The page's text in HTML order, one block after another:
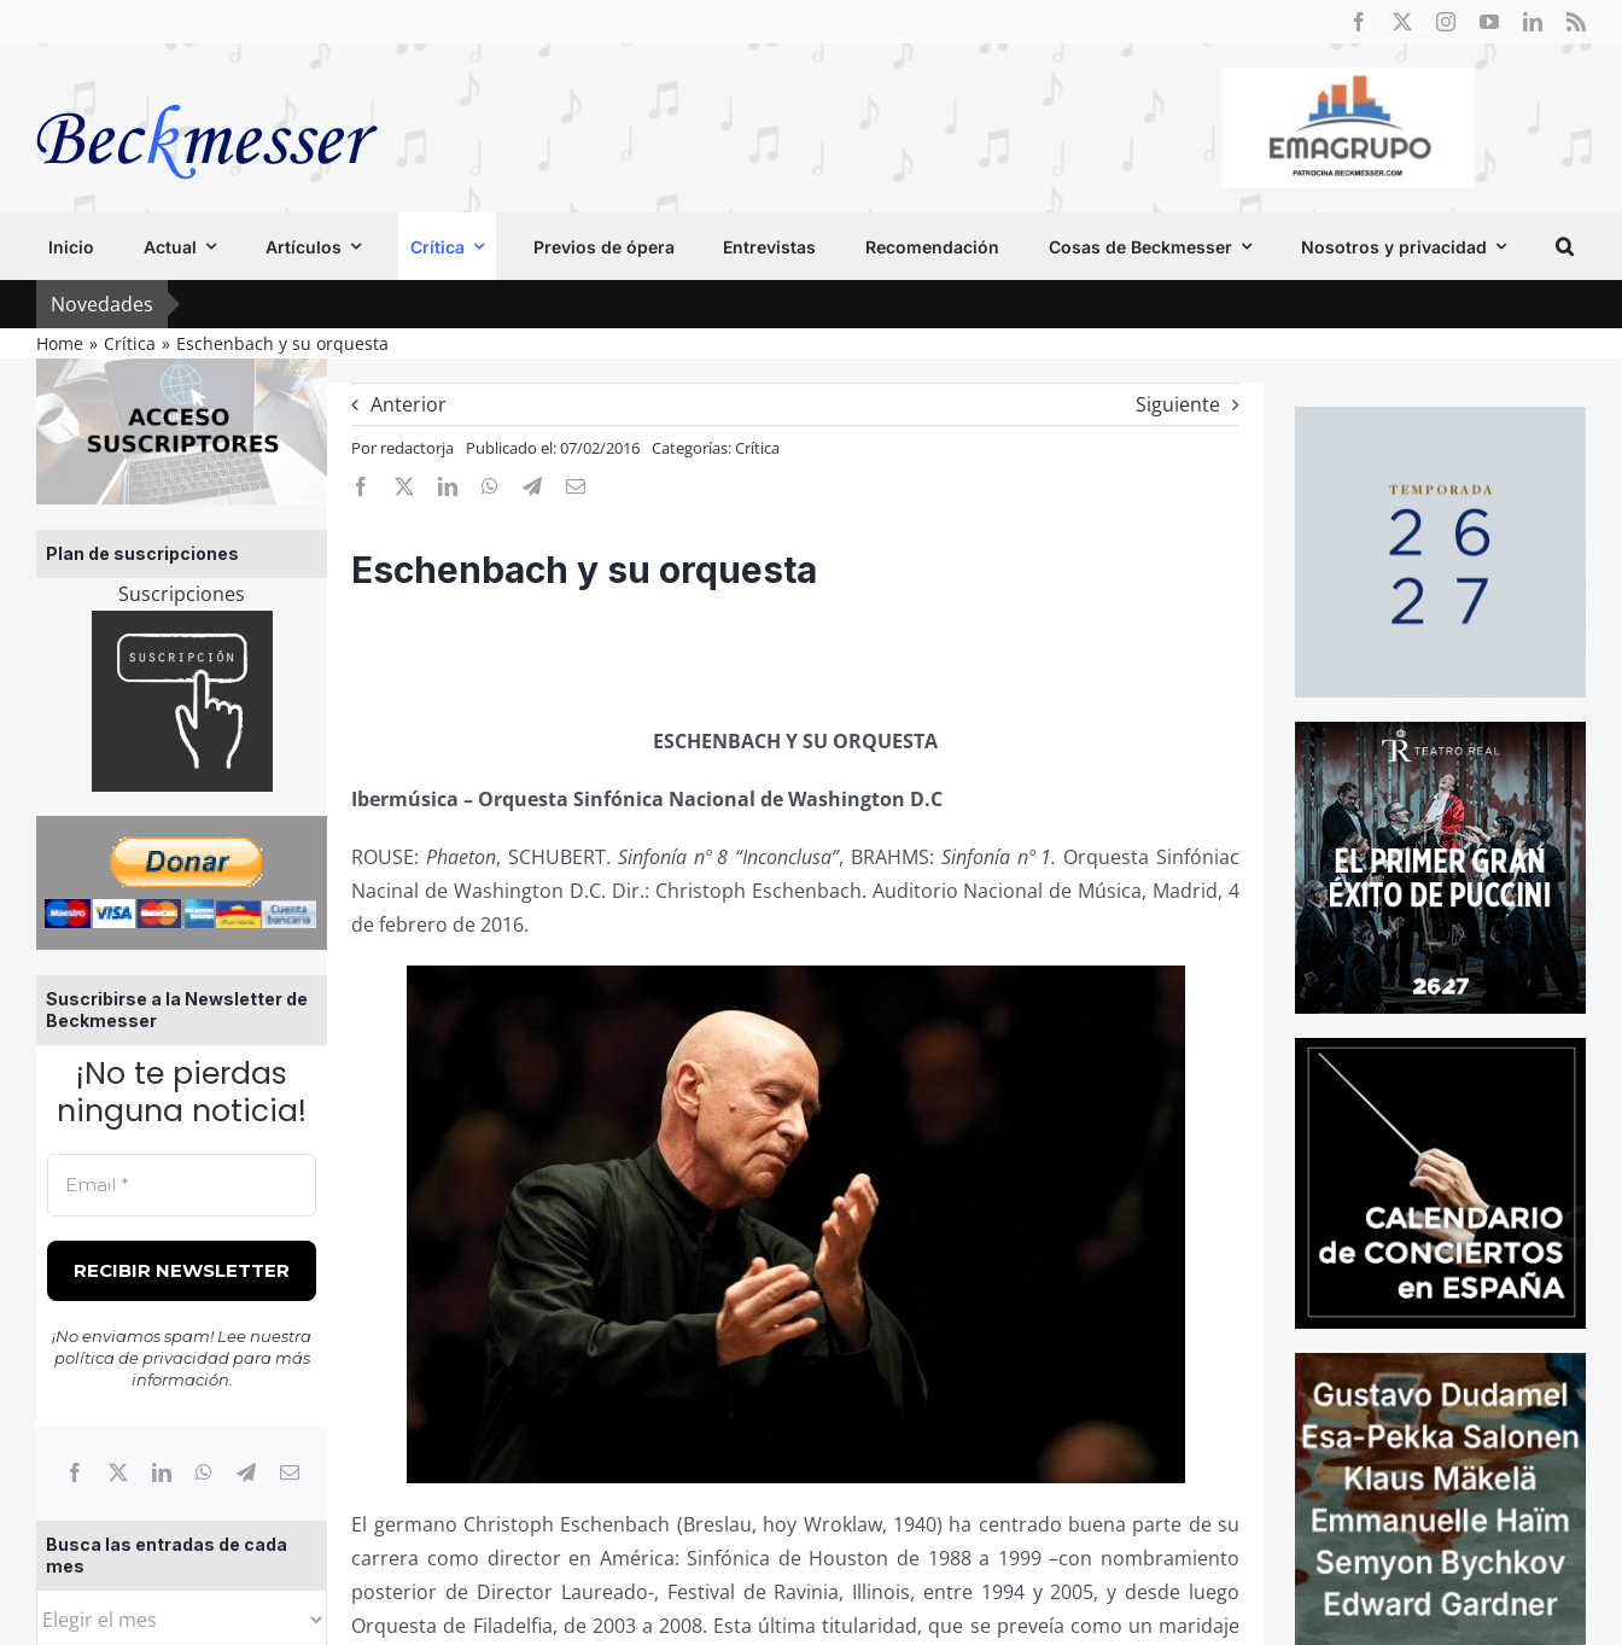
Inicio Actual Artículos Crítica Previos de ópera Entrevistas Recomendación Cosas de Beckmesser Nosotros y privacidad
Novedades
Home Crítica Eschenbach y su orquesta
Plan de suscripciones
Suscripciones
Suscribirse a la Newsletter de
Beckmesser
¡No te pierdas
ninguna noticia!
¡No enviamos spam! Lee nuestra
política de privacidadpara más
información.
Busca las entradas de cada
mes
Busca
Anterior Siguiente
Por redactorja Publicado el: 07/02/2016 Categorías:Crítica
Eschenbach y su orquesta
ESCHENBACH Y SU ORQUESTA
Ibermúsica – Orquesta Sinfónica Nacional de Washington D.C
ROUSE:Phaeton, SCHUBERT. Sinfonía nº 8 “Inconclusa”, BRAHMS: Sinfonía nº 1. Orquesta Sinfóniac
Nacinal de Washington D.C. Dir.: Christoph Eschenbach. Auditorio Nacional de Música, Madrid, 4
de febrero de 2016.
El germano Christoph Eschenbach (Breslau, hoy Wroklaw, 1940) ha centrado buena parte de su
carrera como director en América: Sinfónica de Houston de 1988 a 1999 –con nombramiento
posterior de Director Laureado-, Festival de Ravinia, Illinois, entre 1994 y 2005, y desde luego
Orquesta de Filadelfia, de 2003 a 2008. Esta última titularidad, que se preveía como un maridaje